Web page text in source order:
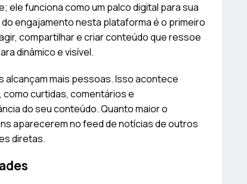
ele funciona como um palco digital para sua
engajamento nesta plataforma é o primeiro
compartilhar e criar conteúdo que ressoe
dinâmico e visível.
mais pessoas. Isso acontece
como curtidas, comentários e
do seu conteúdo. Quanto maior o
aparecerem no feed de notícias de outros
diretas.